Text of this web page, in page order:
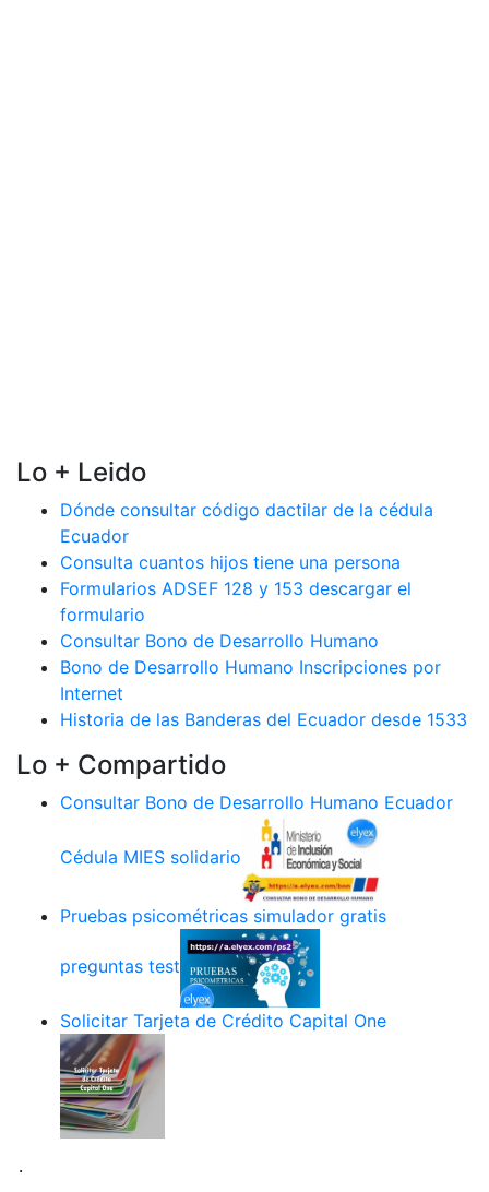
Lo + Leido
Dónde consultar código dactilar de la cédula
Ecuador
Consulta cuantos hijos tiene una persona
Formularios ADSEF 128 y 153 descargar el
formulario
Consultar Bono de Desarrollo Humano
Bono de Desarrollo Humano Inscripciones por
Internet
Historia de las Banderas del Ecuador desde 1533
Lo + Compartido
Consultar Bono de Desarrollo Humano Ecuador
Cédula MIES solidario
Pruebas psicométricas simulador gratis
preguntas test
Solicitar Tarjeta de Crédito Capital One
.